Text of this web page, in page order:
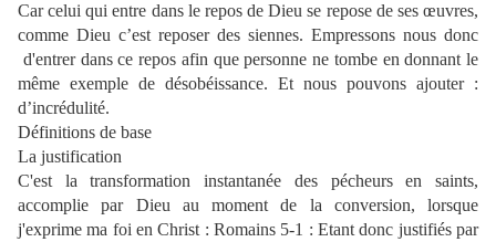
Car celui qui entre dans le repos de Dieu se repose de ses œuvres,
comme Dieu c’est reposer des siennes. Empressons nous donc
d'entrer dans ce repos afin que personne ne tombe en donnant le
même exemple de désobéissance. Et nous pouvons ajouter :
d’incrédulité.
Définitions de base
La justification
C'est la
transformation instantanée des pécheurs en saints,
accomplie par Dieu au moment de la conversion, lorsque
j'exprime ma foi en Christ : Romains 5-1 : Etant donc justifiés par